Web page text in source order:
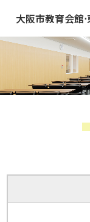
大阪市教育会館⋅